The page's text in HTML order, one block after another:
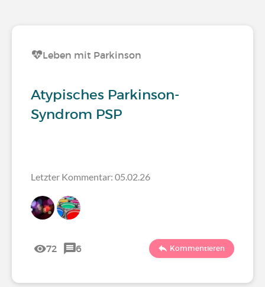
Leben mit Parkinson
Atypisches Parkinson-
Syndrom PSP
Letzter Kommentar: 05.02.26
72 6 Kommentieren